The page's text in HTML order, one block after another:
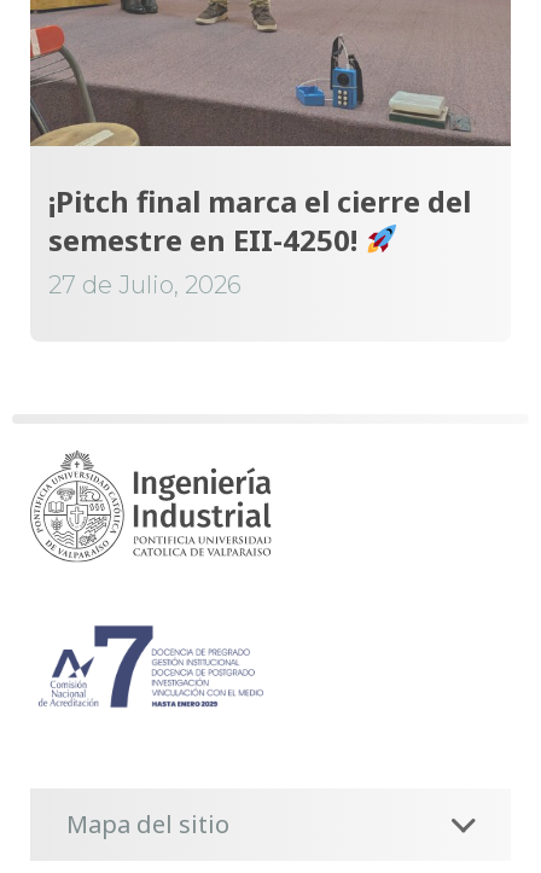
¡Pitch final marca el cierre del
semestre en EII-4250!
27 de Julio, 2026
Mapa del sitio